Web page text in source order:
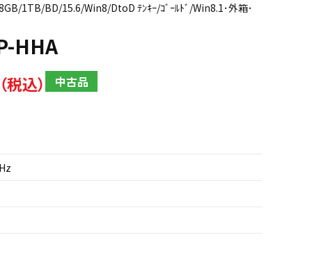
1TB/BD/15.6/Win8/DtoD ﾃﾝｷｰ/ｺﾞｰﾙﾄﾞ/Win8.1･外箱･
HHA
中古品